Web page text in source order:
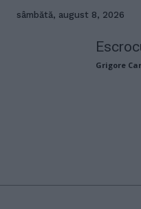
sâmbătă, august 8, 2026
Grigore